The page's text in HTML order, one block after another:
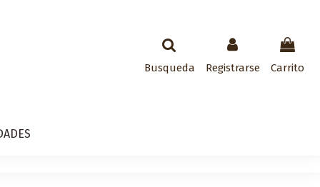
Busqueda Registrarse Carrito